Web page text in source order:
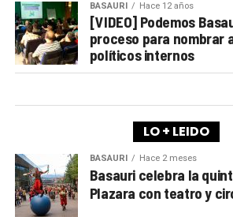
BASAURI Hace 12 años
[VIDEO] Podemos
proceso para nombrar
políticos internos
LO + LEIDO
BASAURI Hace 2 meses
Basauri celebra la
Plazara con teatro y